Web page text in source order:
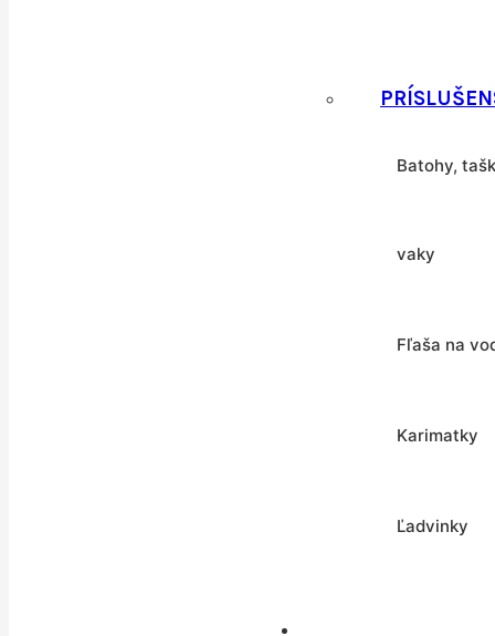
Batohy,
vaky
Fľaša na
Karimatky
Ľadvinky